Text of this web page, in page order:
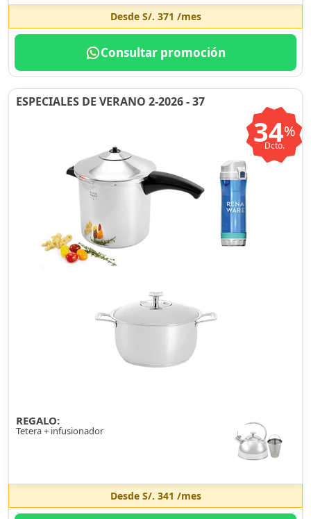
Desde S/. 371 /mes
Consultar promoción
ESPECIALES DE VERANO 2-2026 - 37
34%
Dcto.
REGALO:
Tetera + infusionador
Desde S/. 341 /mes